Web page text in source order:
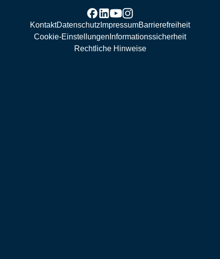
KontaktDatenschutz ImpressumBarrierefreiheit
Cookie-Einstellungen Informationssicherheit
Rechtliche Hinweise